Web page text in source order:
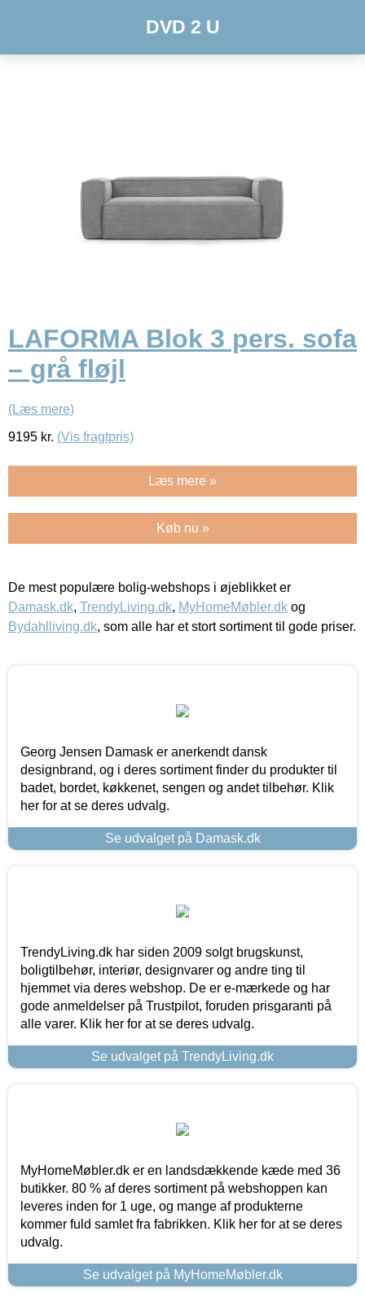
DVD 2 U
LAFORMA Blok 3 pers. sofa
– grå fløjl
(Læs mere)
9195 kr. (Vis fragtpris)
Læs mere »
Køb nu »
De mest populære bolig-webshops i øjeblikket er
Damask.dk, TrendyLiving.dk, MyHomeMøbler.dk og
Bydahlliving.dk, som alle har et stort sortiment til gode priser.
Georg Jensen Damask er anerkendt dansk
designbrand, og i deres sortiment finder du produkter til
badet, bordet, køkkenet, sengen og andet tilbehør. Klik
her for at se deres udvalg.
Se udvalget på Damask.dk
TrendyLiving.dk har siden 2009 solgt brugskunst,
boligtilbehør, interiør, designvarer og andre ting til
hjemmet via deres webshop. De er e-mærkede og har
gode anmeldelser på Trustpilot, foruden prisgaranti på
alle varer. Klik her for at se deres udvalg.
Se udvalget på TrendyLiving.dk
MyHomeMøbler.dk er en landsdækkende kæde med 36
butikker. 80 % af deres sortiment på webshoppen kan
leveres inden for 1 uge, og mange af produkterne
kommer fuld samlet fra fabrikken. Klik her for at se deres
udvalg.
Se udvalget på MyHomeMøbler.dk